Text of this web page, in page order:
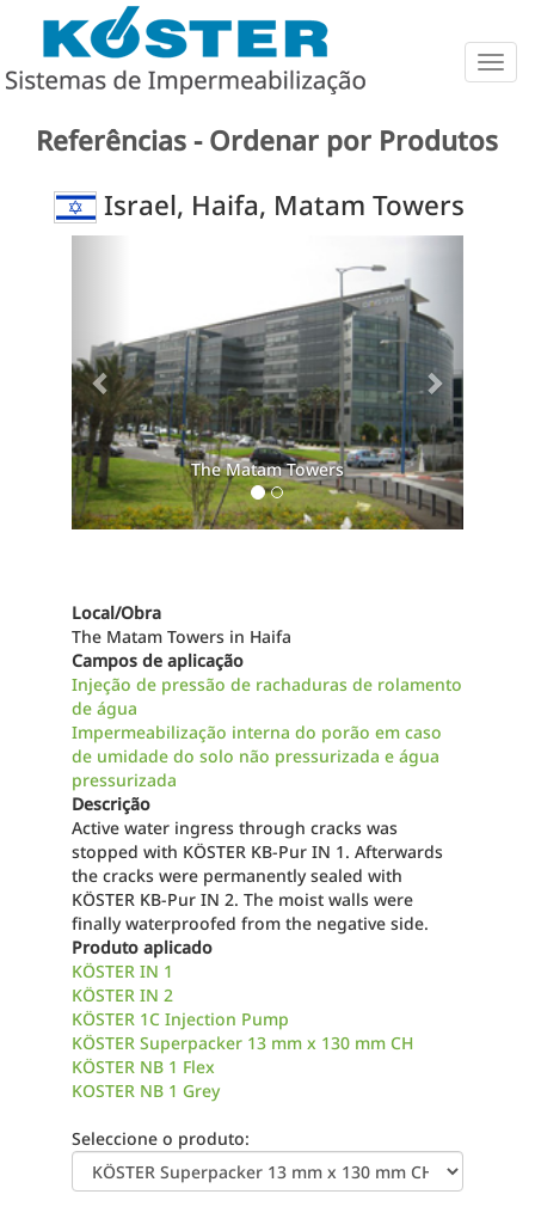
Referências - Ordenar por Produtos
Israel, Haifa, Matam Towers
The Matam Towers
Local/Obra
The Matam Towers in Haifa
Campos de aplicação
Injeção de pressão de rachaduras de rolamento
de água
Impermeabilização interna do porão em caso
de umidade do solo não pressurizada e água
pressurizada
Descrição
Active water ingress through cracks was
stopped with KÖSTER KB-Pur IN 1. Afterwards
the cracks were permanently sealed with
KÖSTER KB-Pur IN 2. The moist walls were
finally waterproofed from the negative side.
Produto aplicado
KÖSTER IN 1
KÖSTER IN 2
KÖSTER 1C Injection Pump
KÖSTER Superpacker 13 mm x 130 mm CH
KÖSTER NB 1 Flex
KOSTER NB 1 Grey
Seleccione o produto: